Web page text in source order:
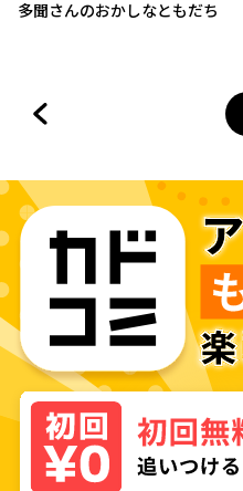
多聞さんのおかしなともだち